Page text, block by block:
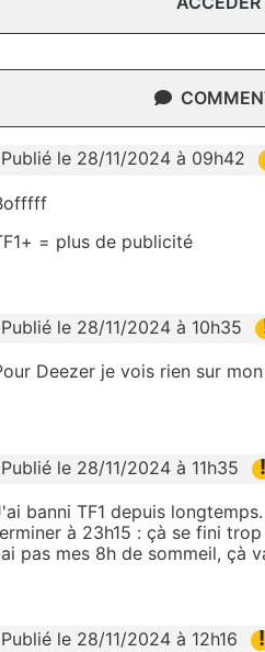
Publié le 28/11/2024 à 09h42
= plus de publicité
Publié le 28/11/2024 à 10h35
Deezer je vois rien sur
Publié le 28/11/2024 à 11h35 !
banni TF1 depuis
à 23h15 : çà se fini
pas mes 8h de sommeil, çà
Publié le 28/11/2024 à 12h16 !